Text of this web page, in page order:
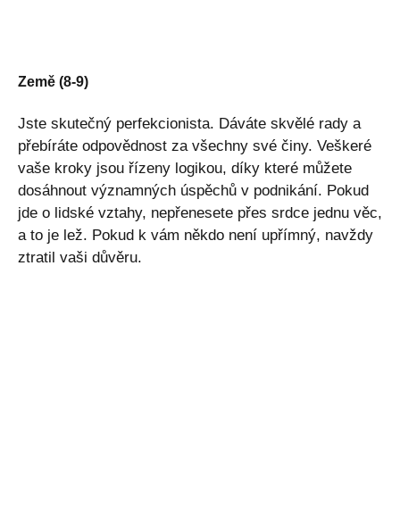
Země (8-9)
Jste skutečný perfekcionista. Dáváte skvělé rady a
přebíráte odpovědnost za všechny své činy. Veškeré
vaše kroky jsou řízeny logikou, díky které můžete
dosáhnout významných úspěchů v podnikání. Pokud
jde o lidské vztahy, nepřenesete přes srdce jednu věc,
a to je lež. Pokud k vám někdo není upřímný, navždy
ztratil vaši důvěru.